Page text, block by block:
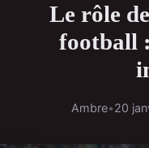
Le rôle
football
Ambre•20